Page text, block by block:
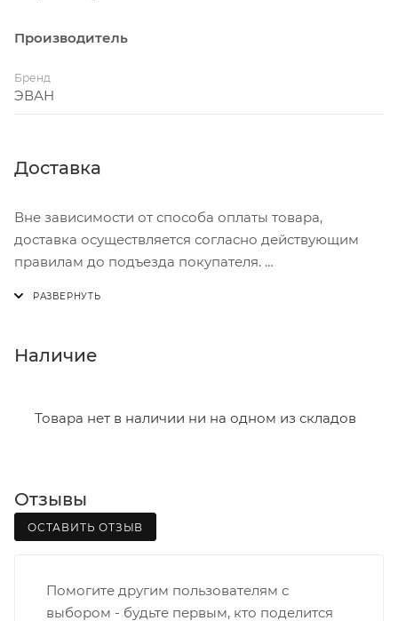
Производитель
Бренд
ЭВАН
Доставка
Вне зависимости от способа оплаты товара,
доставка осуществляется согласно действующим
правилам до подъезда покупателя.
В субботу с 8:00 до 15:00
- зоны доставки;
Границы доставки в черте города на выезд
(перекрестки улиц):
• Московская - Ульяновская
• Производственная - Потребкооперации
Наличие
Товара нет в наличии ни на одном из складов
Отзывы
ОСТАВИТЬ ОТЗЫВ
Помогите другим пользователям с
выбором - будьте первым, кто поделится